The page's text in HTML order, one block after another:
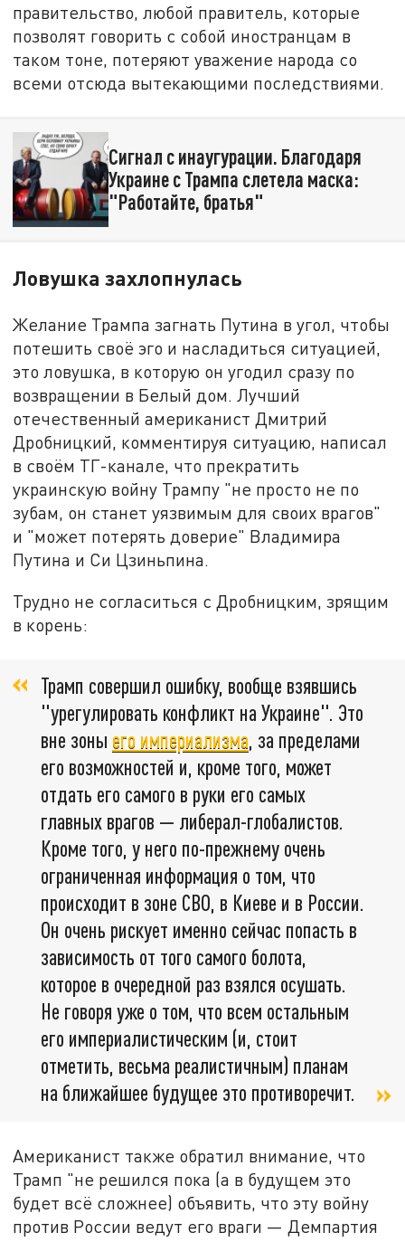
правительство, любой правитель, которые
позволят говорить с собой иностранцам в
таком тоне, потеряют уважение народа со
всеми отсюда вытекающими последствиями.
Сигнал с инаугурации. Благодаря
Украине с Трампа слетела маска:
"Работайте, братья"
Ловушка захлопнулась
Желание Трампа загнать Путина в угол, чтобы
потешить своё эго и насладиться ситуацией,
это ловушка, в которую он угодил сразу по
возвращении в Белый дом. Лучший
отечественный американист Дмитрий
Дробницкий, комментируя ситуацию, написал
в своём ТГ-канале, что прекратить
украинскую войну Трампу "не просто не по
зубам, он станет уязвимым для своих врагов"
и "может потерять доверие" Владимира
Путина и Си Цзиньпина.
Трудно не согласиться с Дробницким, зрящим
в корень:
Трамп совершил ошибку, вообще взявшись
"урегулировать конфликт на Украине". Это
вне зоны его империализма, за пределами
его возможностей и, кроме того, может
отдать его самого в руки его самых
главных врагов — либерал-глобалистов.
Кроме того, у него по-прежнему очень
ограниченная информация о том, что
происходит в зоне СВО, в Киеве и в России.
Он очень рискует именно сейчас попасть в
зависимость от того самого болота,
которое в очередной раз взялся осушать.
Не говоря уже о том, что всем остальным
его империалистическим (и, стоит
отметить, весьма реалистичным) планам
на ближайшее будущее это противоречит.
Американист также обратил внимание, что
Трамп "не решился пока (а в будущем это
будет всё сложнее) объявить, что эту войну
против России ведут его враги — Демпартия